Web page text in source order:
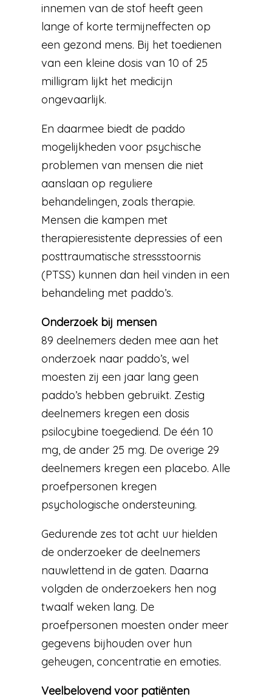
innemen van de stof heeft geen
lange of korte termijneffecten op
een gezond mens. Bij het toedienen
van een kleine dosis van 10 of 25
milligram lijkt het medicijn
ongevaarlijk.
En daarmee biedt de paddo
mogelijkheden voor psychische
problemen van mensen die niet
aanslaan op reguliere
behandelingen, zoals therapie.
Mensen die kampen met
therapieresistente depressies of een
posttraumatische stressstoornis
(PTSS) kunnen dan heil vinden in een
behandeling met paddo’s.
Onderzoek bij mensen
89 deelnemers deden mee aan het
onderzoek naar paddo’s, wel
moesten zij een jaar lang geen
paddo’s hebben gebruikt. Zestig
deelnemers kregen een dosis
psilocybine toegediend. De één 10
mg, de ander 25 mg. De overige 29
deelnemers kregen een placebo. Alle
proefpersonen kregen
psychologische ondersteuning.
Gedurende zes tot acht uur hielden
de onderzoeker de deelnemers
nauwlettend in de gaten. Daarna
volgden de onderzoekers hen nog
twaalf weken lang. De
proefpersonen moesten onder meer
gegevens bijhouden over hun
geheugen, concentratie en emoties.
Veelbelovend voor patiënten